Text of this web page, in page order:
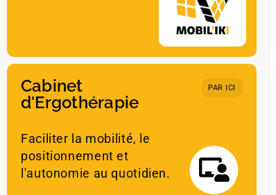
Cabinet
d'Ergothérapie
PAR ICI
Faciliter la mobilité, le
positionnement et
l'autonomie au quotidien.
Léo